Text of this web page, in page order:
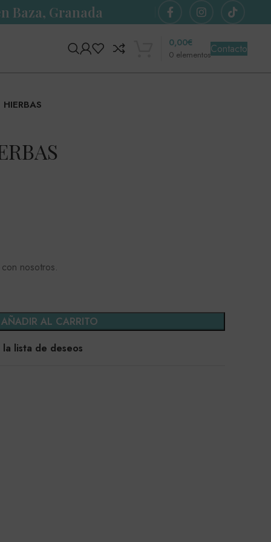
Baza, Granada
0 elementos
0,00€ Contacto
HIERBAS
nosotros.
AÑADIR AL CARRITO
lista de deseos